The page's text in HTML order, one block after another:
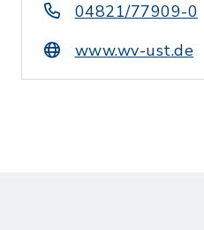
04821/77909-0
www.wv-ust.de